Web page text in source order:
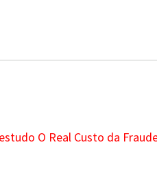
O Real Custo da